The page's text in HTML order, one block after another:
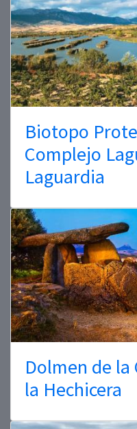
Biotopo
Complejo
Laguardia
Dolmen de la
la Hechicera